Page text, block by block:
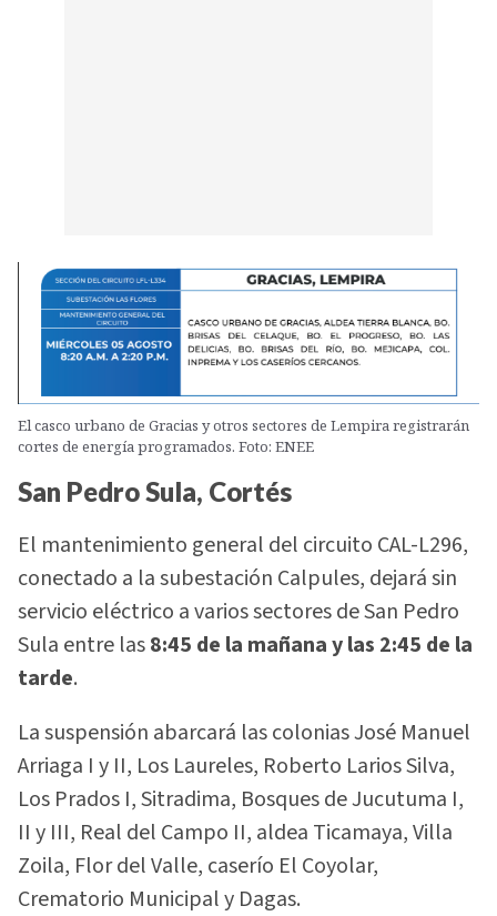
El casco urbano de Gracias y otros sectores de Lempira registrarán
cortes de energía programados. Foto: ENEE
San Pedro Sula, Cortés
El mantenimiento general del circuito CAL-L296,
conectado a la subestación Calpules, dejará sin
servicio eléctrico a varios sectores de San Pedro
Sula entre las8:45 de la mañana y las 2:45 de la
tarde.
La suspensión abarcará las colonias José Manuel
Arriaga I y II, Los Laureles, Roberto Larios Silva,
Los Prados I, Sitradima, Bosques de Jucutuma I,
II y III, Real del Campo II, aldea Ticamaya, Villa
Zoila, Flor del Valle, caserío El Coyolar,
Crematorio Municipal y Dagas.